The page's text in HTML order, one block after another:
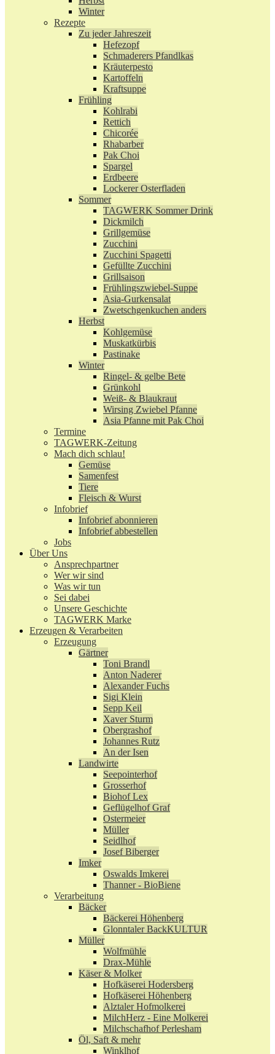
Winter
Rezepte
Zu jeder Jahreszeit
Hefezopf
Schmaderers Pfandlkas
Kräuterpesto
Kartoffeln
Kraftsuppe
Frühling
Kohlrabi
Rettich
Chicorée
Rhabarber
Pak Choi
Spargel
Erdbeere
Lockerer Osterfladen
Sommer
TAGWERK Sommer Drink
Dickmilch
Grillgemüse
Zucchini
Zucchini Spagetti
Gefüllte Zucchini
Grillsaison
Frühlingszwiebel-Suppe
Asia-Gurkensalat
Zwetschgenkuchen anders
Herbst
Kohlgemüse
Muskatkürbis
Pastinake
Winter
Ringel- & gelbe Bete
Grünkohl
Weiß- & Blaukraut
Wirsing Zwiebel Pfanne
Asia Pfanne mit Pak Choi
Termine
TAGWERK-Zeitung
Mach dich schlau!
Gemüse
Samenfest
Tiere
Fleisch & Wurst
Infobrief
Infobrief abonnieren
Infobrief abbestellen
Jobs
Über Uns
Ansprechpartner
Wer wir sind
Was wir tun
Sei dabei
Unsere Geschichte
TAGWERK Marke
Erzeugen & Verarbeiten
Erzeugung
Gärtner
Toni Brandl
Anton Naderer
Alexander Fuchs
Sigi Klein
Sepp Keil
Xaver Sturm
Obergrashof
Johannes Rutz
An der Isen
Landwirte
Seepointerhof
Grosserhof
Biohof Lex
Geflügelhof Graf
Ostermeier
Müller
Seidlhof
Josef Biberger
Imker
Oswalds Imkerei
Thanner - BioBiene
Verarbeitung
Bäcker
Bäckerei Höhenberg
Glonntaler BackKULTUR
Müller
Wolfmühle
Drax-Mühle
Käser & Molker
Hofkäserei Hodersberg
Hofkäserei Höhenberg
Alztaler Hofmolkerei
MilchHerz - Eine Molkerei
Milchschafhof Perlesham
Öl, Saft & mehr
Winklhof